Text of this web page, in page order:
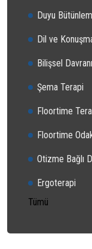
Duyu
Dil ve
Bilişsel
Şema Terapi
Floortime
Floortime
Otizme Bağlı
Ergoterapi
Tümü